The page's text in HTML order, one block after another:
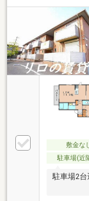
敷金な
駐車場(近
駐車場2